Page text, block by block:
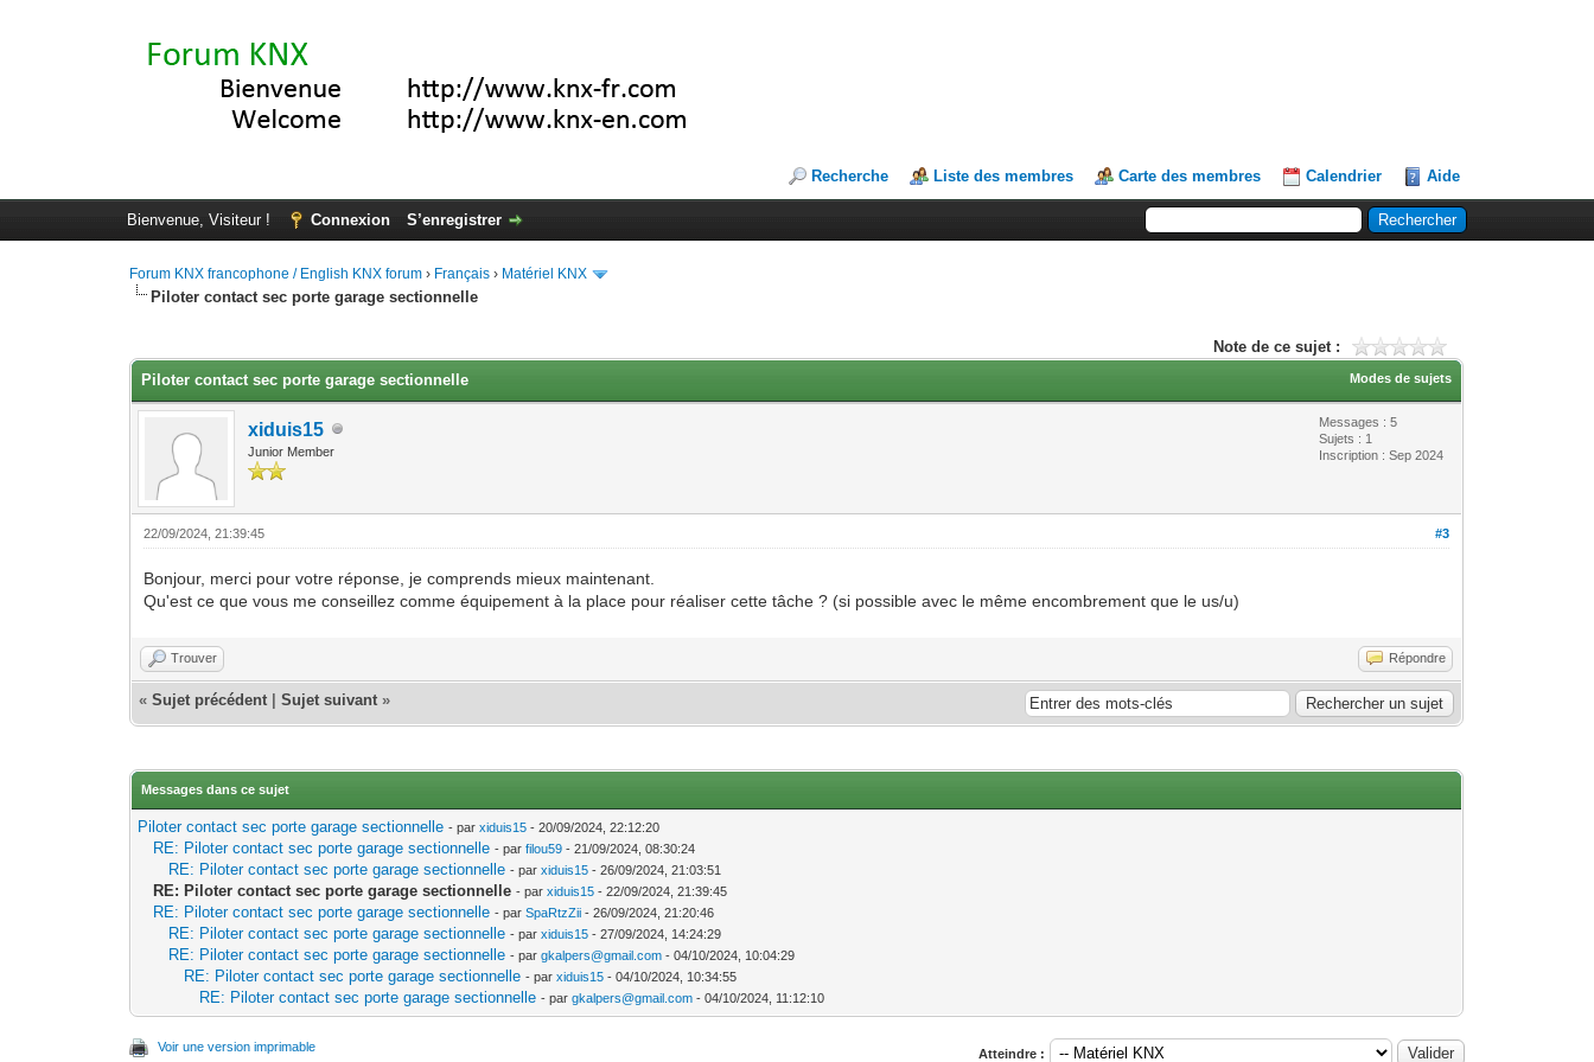
Recherche Liste des membres Carte des membres Calendrier Aide
Bienvenue, Visiteur ! Connexion S’enregistrer
Forum KNX francophone / English KNX forum › Français › Matériel KNX
Piloter contact sec porte garage sectionnelle
Note de ce sujet :
Modes de sujets
Piloter contact sec porte garage sectionnelle
xiduis15
Junior Member
Messages : 5
Sujets : 1
Inscription : Sep 2024
#3
22/09/2024, 21:39:45
Bonjour, merci pour votre réponse, je comprends mieux maintenant.
Qu'est ce que vous me conseillez comme équipement à la place pour réaliser cette tâche ? (si possible avec le même encombrement que le us/u)
Trouver Répondre
«Sujet précédent |Sujet suivant »
Messages dans ce sujet
Piloter contact sec porte garage sectionnelle - parxiduis15 - 20/09/2024, 22:12:20
RE: Piloter contact sec porte garage sectionnelle - parfilou59 - 21/09/2024, 08:30:24
RE: Piloter contact sec porte garage sectionnelle - parxiduis15 - 26/09/2024, 21:03:51
RE: Piloter contact sec porte garage sectionnelle - parxiduis15 - 22/09/2024, 21:39:45
RE: Piloter contact sec porte garage sectionnelle - parSpaRtzZii - 26/09/2024, 21:20:46
RE: Piloter contact sec porte garage sectionnelle - parxiduis15 - 27/09/2024, 14:24:29
RE: Piloter contact sec porte garage sectionnelle - pargkalpers@gmail.com - 04/10/2024, 10:04:29
RE: Piloter contact sec porte garage sectionnelle - parxiduis15 - 04/10/2024, 10:34:55
RE: Piloter contact sec porte garage sectionnelle - pargkalpers@gmail.com - 04/10/2024, 11:12:10
Voir une version imprimable Atteindre :